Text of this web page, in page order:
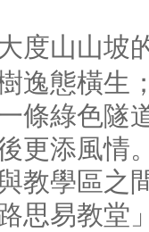
度山山坡
逸態橫生
條綠色隧
更添風情
教學區之
思易教堂